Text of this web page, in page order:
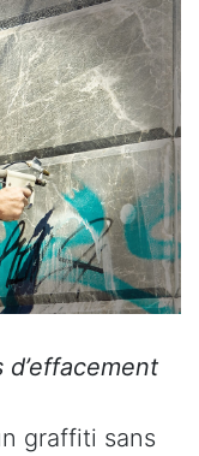
graffiti sans